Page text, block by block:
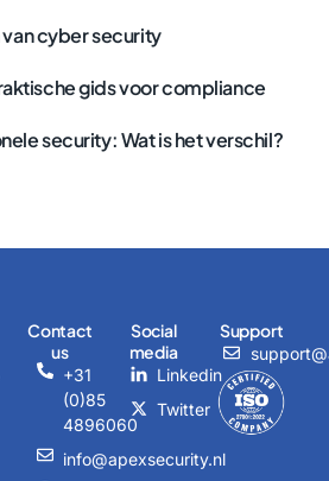
cyber security
gids voor compliance
security: Wat is het verschil?
Contact
us
+31
(0)85
4896060
info@apexsecurity.nl
Social
media
Linkedin
Twitter
Support